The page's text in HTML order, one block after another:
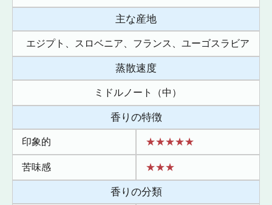
主な産地
エジプト、スロベニア、フランス、ユーゴスラビア
蒸散速度
ミドルノート（中）
香りの特徴
印象的 ★★★★★
苦味感 ★★★
香りの分類